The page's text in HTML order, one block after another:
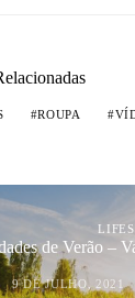
ROUPA
de Verão –
9 DE JULHO, 2021